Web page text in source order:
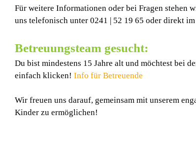
Für weitere Informationen oder bei Fragen stehen
uns telefonisch unter 0241 | 52 19 65 oder direkt
Betreuungsteam gesucht:
Du bist mindestens 15 Jahre alt und möchtest bei
einfach klicken! Info für Betreuende
Wir freuen uns darauf, gemeinsam mit unserem
Kinder zu ermöglichen!